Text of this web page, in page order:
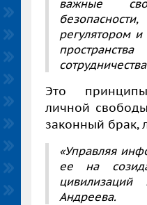
важные
регулятором
Это
личной
законный брак,
«Управляя
ее на
Андреева.